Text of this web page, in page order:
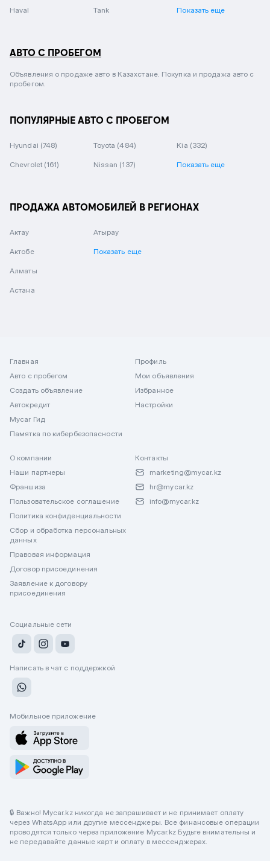
Haval Tank Показать еще
АВТО С ПРОБЕГОМ
Объявления о продаже авто в Казахстане. Покупка и продажа авто с
пробегом.
ПОПУЛЯРНЫЕ АВТО С ПРОБЕГОМ
Hyundai (748) Toyota (484) Kia (332)
Chevrolet (161) Nissan (137) Показать еще
ПРОДАЖА АВТОМОБИЛЕЙ В РЕГИОНАХ
Актау
Актобе
Алматы
Астана
Атырау
Показать еще
Главная
Авто с пробегом
Создать объявление
Автокредит
Mycar Гид
Памятка по кибербезопасности
Профиль
Мои объявления
Избранное
Настройки
О компании
Наши партнеры
Франшиза
Пользовательское соглашение
Политика конфиденциальности
Сбор и обработка персональных
данных
Правовая информация
Договор присоединения
Заявление к договору
присоединения
Контакты
marketing@mycar.kz
hr@mycar.kz
info@mycar.kz
Социальные сети
Написать в чат с поддержкой
Мобильное приложение
🔒 Важно! Mycar.kz никогда не запрашивает и не принимает оплату
через WhatsApp или другие мессенджеры. Все финансовые операции
проводятся только через приложение Mycar.kz Будьте внимательны и
не передавайте данные карт и оплату в мессенджерах.